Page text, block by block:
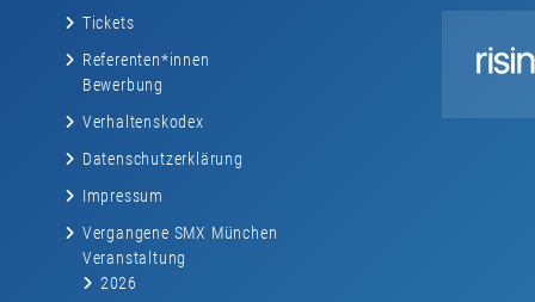
Tickets
Referenten*innen
Bewerbung
Verhaltenskodex
Datenschutzerklärung
Impressum
Vergangene SMX München
Veranstaltung
2026